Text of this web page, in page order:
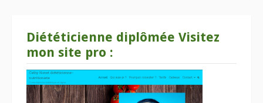
Diététicienne diplômée Visitez
mon site pro :